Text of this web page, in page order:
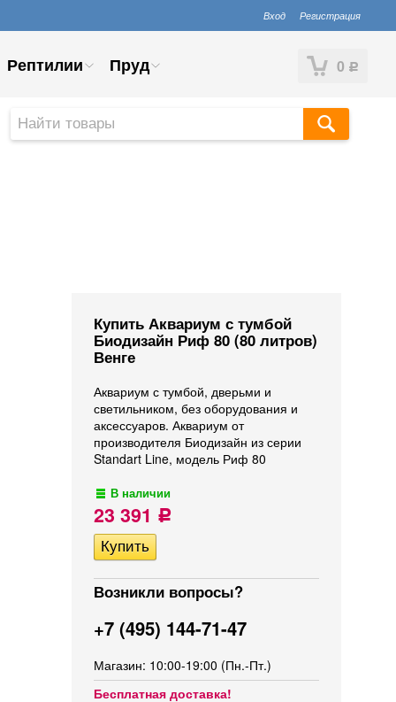
Вход Регистрация
0 Р
Рептилии Пруд
Купить Аквариум с тумбой
Биодизайн Риф 80 (80 литров)
Венге
Аквариум с тумбой, дверьми и
светильником, без оборудования и
аксессуаров. Аквариум от
производителя Биодизайн из серии
Standart Line, модель Риф 80
В наличии
23 391 Р
Возникли вопросы?
+7 (495) 144-71-47
Магазин: 10:00-19:00 (Пн.-Пт.)
Бесплатная доставка!